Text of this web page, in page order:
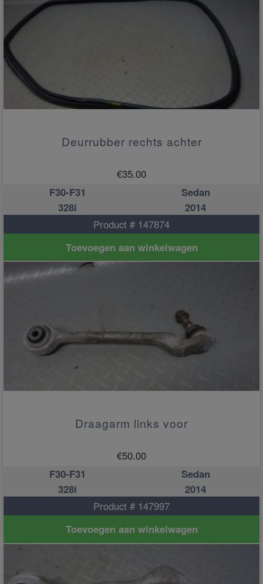
Deurrubber rechts achter
€35.00
F30-F31
Sedan
328i
2014
Product # 147874
Toevoegen aan winkelwagen
Draagarm links voor
€50.00
F30-F31
Sedan
328i
2014
Product # 147997
Toevoegen aan winkelwagen